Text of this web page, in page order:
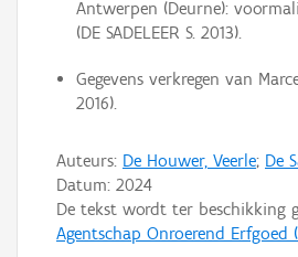
Antwerpen (Deurne):
(DE SADELEER S. 2013).
Gegevens verkregen van
2016).
Auteurs: De Houwer, Veerle; De
Datum: 2024
De tekst wordt ter beschikking
Agentschap Onroerend Erfgoed